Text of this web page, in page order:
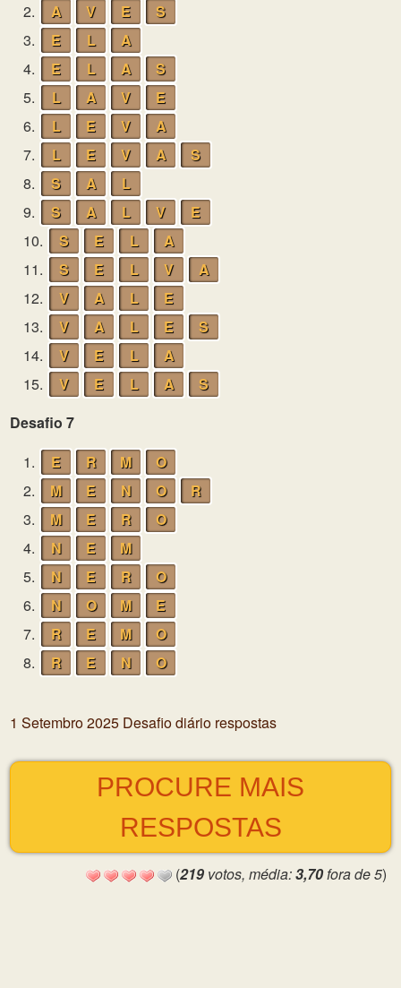
2.
A V E
S
3.
E L
A
4.
E L A
S
5.
L A V
E
6.
L E V
A
7.
L E V A
S
8.
S A
L
9.
S A L V
E
10.
S E L
A
11.
S E L V
A
12.
V A L
E
13.
V A L E
S
14.
V E L
A
15.
V E L A
S
Desafio 7
1.
E R M
O
2.
M E N O
R
3.
M E R
O
4.
N E
M
5.
N E R
O
6.
N O M
E
7.
R E M
O
8.
R E N O
1 Setembro 2025 Desafio diário respostas
PROCURE MAIS
RESPOSTAS
(219 votos, média:3,70fora de 5)